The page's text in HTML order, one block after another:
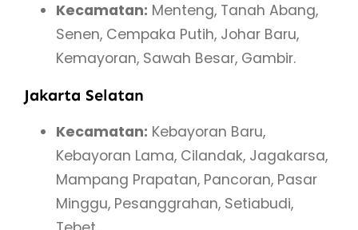
Kecamatan: Menteng, Tanah Abang,
Senen, Cempaka Putih, Johar Baru,
Kemayoran, Sawah Besar, Gambir.
Jakarta Selatan
Kecamatan: Kebayoran Baru,
Kebayoran Lama, Cilandak, Jagakarsa,
Mampang Prapatan, Pancoran, Pasar
Minggu, Pesanggrahan, Setiabudi,